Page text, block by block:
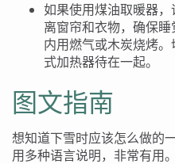
如果使用煤油取暖器
离窗帘和衣物，确保
内用燃气或木炭烧烤
式加热器待在一起。
图文指南
想知道下雪时应该怎么做的
用多种语言说明，非常有用。